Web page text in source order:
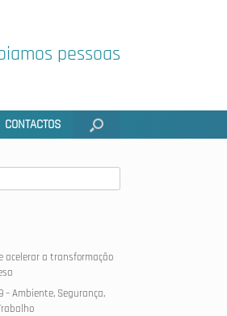
pessoas
CONTACTOS
acelerar a transformação
– Ambiente, Segurança,